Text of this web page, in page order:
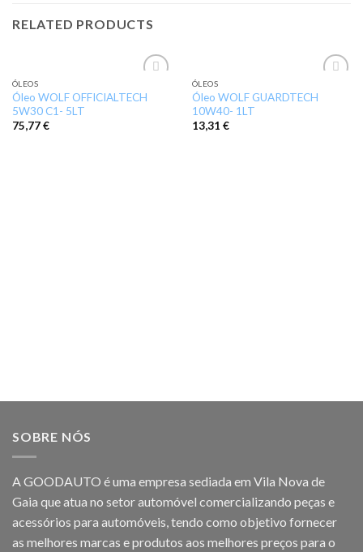
RELATED PRODUCTS
wishlist
ÓLEOS
Óleo WOLF OFFICIALTECH
5W30 C1- 5LT
75,77€
wishlist
ÓLEOS
Óleo WOLF GUARDTECH
10W40- 1LT
13,31 €
SOBRE NÓS
A GOODAUTO é uma empresa sediada em Vila Nova de
Gaia que atua no setor automóvel comercializando peças e
acessórios para automóveis, tendo como objetivo fornecer
as melhores marcas e produtos aos melhores preços para o